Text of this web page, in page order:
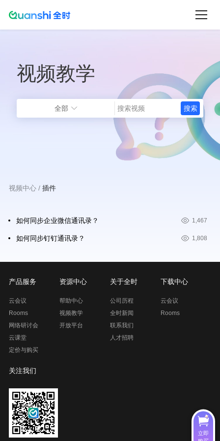
视频教学
全部
面
视频中心 插件
如何同步企业微信通讯录？ 1,467
如何同步钉钉通讯录？ 1,808
产品服务
云会议
Rooms
网络研讨会
云课堂
定价与购买
资源中心
帮助中心
视频教学
开放平台
关于全时
公司历程
全时新闻
联系我们
人才招聘
下载中心
云会议
Rooms
关注我们
立即